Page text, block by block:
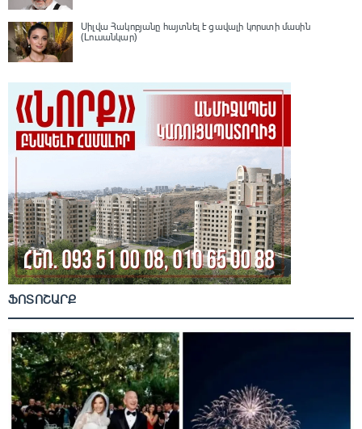
Սիլվա Հակոբյանը հայտնել է ցավալի կորստի մասին
(Լուսանկար)
ՖՈՏՈՇԱՐՔ